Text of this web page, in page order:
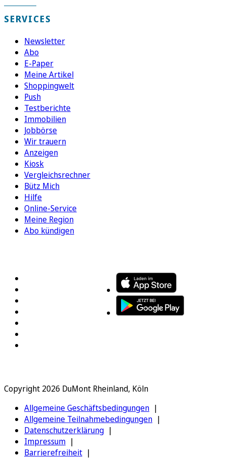
SERVICES
Newsletter
Abo
E-Paper
Meine Artikel
Shoppingwelt
Push
Testberichte
Immobilien
Jobbörse
Wir trauern
Anzeigen
Kiosk
Vergleichsrechner
Bütz Mich
Hilfe
Online-Service
Meine Region
Abo kündigen
Copyright 2026 DuMont Rheinland, Köln
Allgemeine Geschäftsbedingungen
Allgemeine Teilnahmebedingungen
Datenschutzerklärung
Impressum
Barrierefreiheit